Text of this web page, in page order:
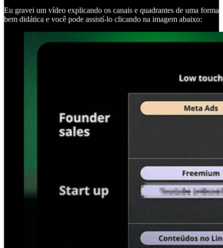
Eu gravei um vídeo explicando os canais e quadrantes de uma forma
bem didática e você pode assistí-lo clicando na imagem abaixo: